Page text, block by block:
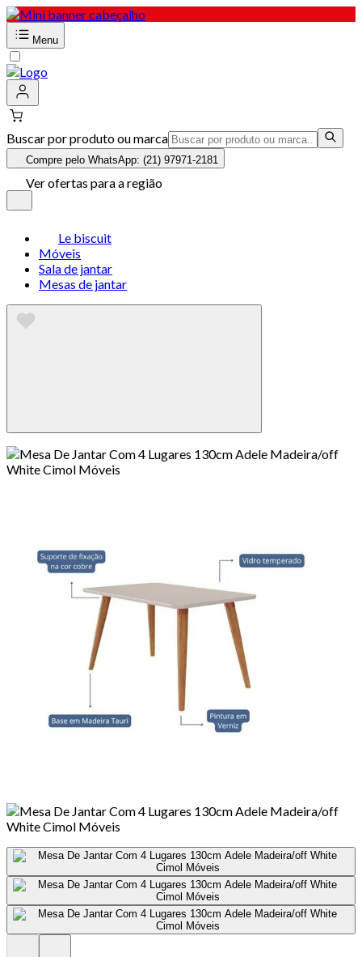
Menu
Buscar por produto ou marca
Compre pelo WhatsApp: (21) 97971-2181
Ver ofertas para a região
Le biscuit
Móveis
Sala de jantar
Mesas de jantar